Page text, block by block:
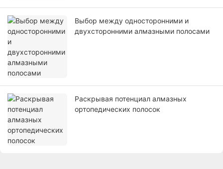
Выбор между односторонними и
двухсторонними алмазными полосами
Раскрывая потенциал алмазных
ортопедических полосок